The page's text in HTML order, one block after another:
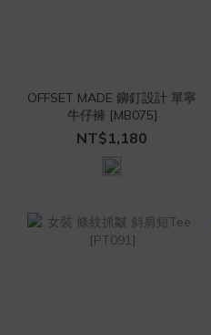
OFFSET MADE 鉚釘設計 單寧
牛仔褲 [MB075]
NT$1,180